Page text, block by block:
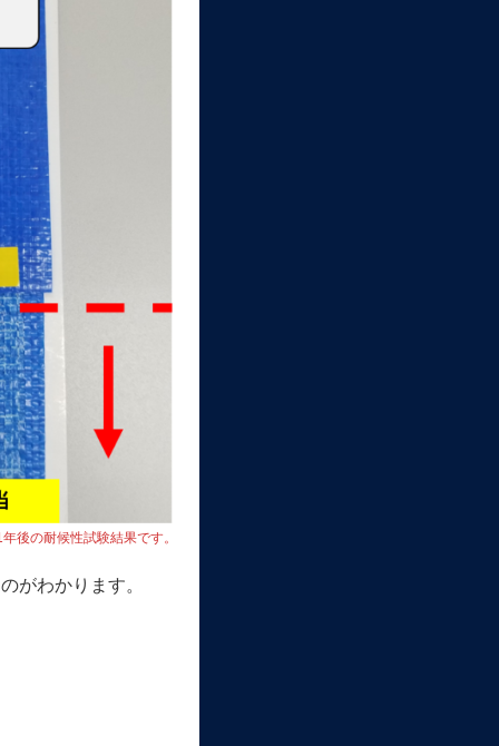
後の耐候性試験結果です。
がわかります。